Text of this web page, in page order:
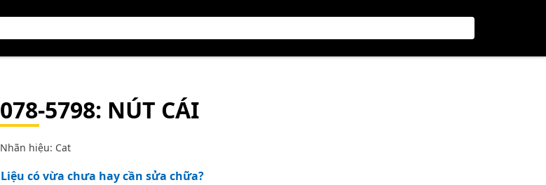
078-5798: NÚT CÁI
Nhãn hiệu: Cat
Liệu có vừa chưa hay cần sửa chữa?